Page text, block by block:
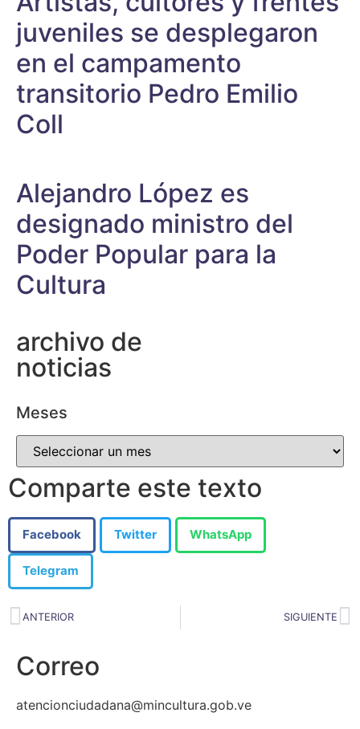
juveniles se desplegaron
en el campamento
transitorio Pedro Emilio
Coll
Alejandro López es
designado ministro del
Poder Popular para la
Cultura
archivo de
noticias
Meses
Comparte este texto
Facebook Twitter WhatsApp
Telegram
ANTERIOR SIGUIENTE
Correo
atencionciudadana@mincultura.gob.ve